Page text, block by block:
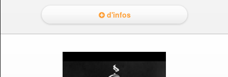
d'infos